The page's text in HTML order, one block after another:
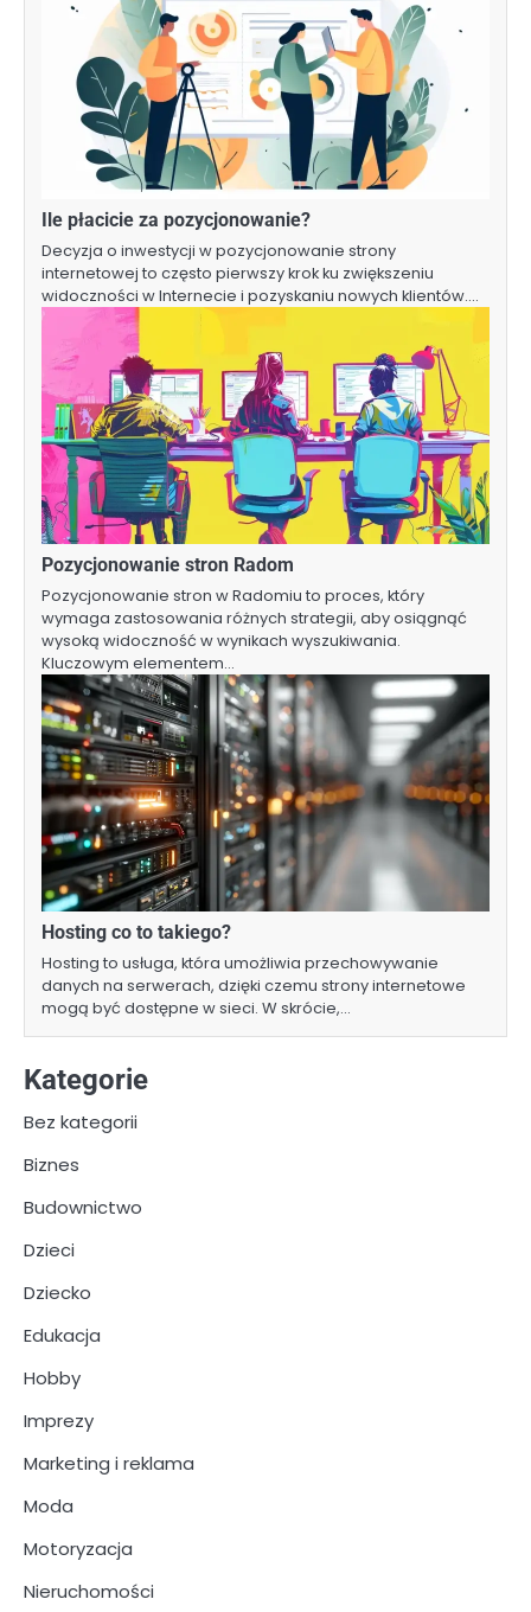
Ile płacicie za pozycjonowanie?
Decyzja o inwestycji w pozycjonowanie strony
internetowej to często pierwszy krok ku zwiększeniu
widoczności w Internecie i pozyskaniu nowych klientów.…
Pozycjonowanie stron Radom
Pozycjonowanie stron w Radomiu to proces, który
wymaga zastosowania różnych strategii, aby osiągnąć
wysoką widoczność w wynikach wyszukiwania.
Kluczowym elementem…
Hosting co to takiego?
Hosting to usługa, która umożliwia przechowywanie
danych na serwerach, dzięki czemu strony internetowe
mogą być dostępne w sieci. W skrócie,…
Kategorie
Bez kategorii
Biznes
Budownictwo
Dzieci
Dziecko
Edukacja
Hobby
Imprezy
Marketing i reklama
Moda
Motoryzacja
Nieruchomości